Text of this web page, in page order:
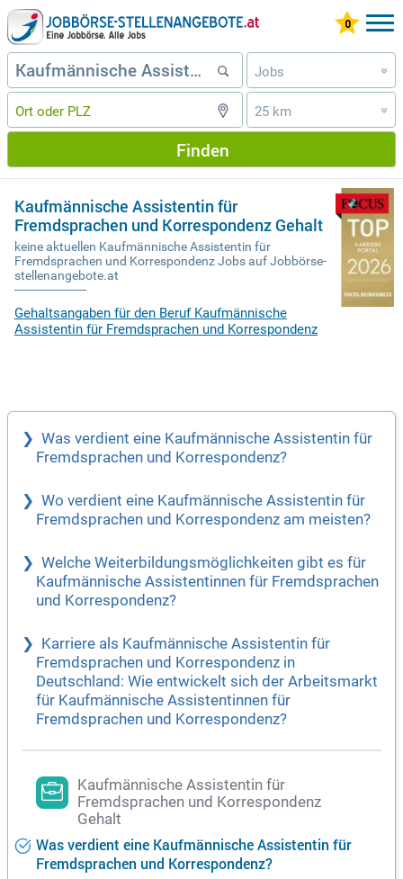
Jobs »
25 km »
Finden
Kaufmännische Assistentin für
Fremdsprachen und Korrespondenz Gehalt
keine aktuellen Kaufmännische Assistentin für
Fremdsprachen und Korrespondenz Jobs auf Jobbörse-
stellenangebote.at
Gehaltsangaben für den Beruf Kaufmännische
Assistentin für Fremdsprachen und Korrespondenz
Was verdient eine Kaufmännische Assistentin für
Fremdsprachen und Korrespondenz?
Wo verdient eine Kaufmännische Assistentin für
Fremdsprachen und Korrespondenz am meisten?
Welche Weiterbildungsmöglichkeiten gibt es für
Kaufmännische Assistentinnen für Fremdsprachen
und Korrespondenz?
Karriere als Kaufmännische Assistentin für
Fremdsprachen und Korrespondenz in
Deutschland: Wie entwickelt sich der Arbeitsmarkt
für Kaufmännische Assistentinnen für
Fremdsprachen und Korrespondenz?
Kaufmännische Assistentin für
Fremdsprachen und Korrespondenz
Gehalt
Was verdient eine Kaufmännische Assistentin für
Fremdsprachen und Korrespondenz?